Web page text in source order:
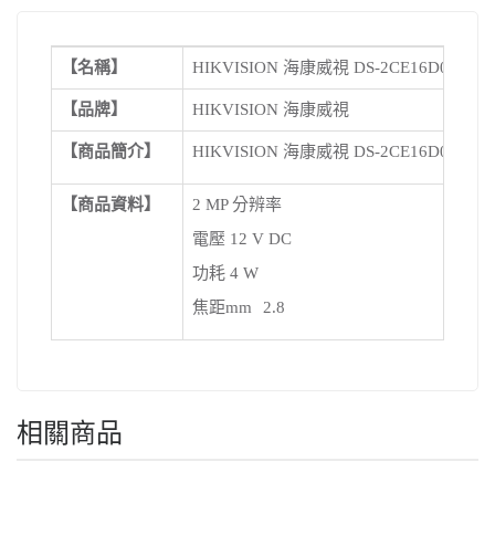
【名稱】 HIKVISION 海康威視 DS-2CE16D0T-IFS
【品牌】 HIKVISION 海康威視
【商品簡介】 HIKVISION 海康威視 DS-2CE16D0T-IFS
【商品資料】
2 MP 分辨率
電壓 12 V DC
功耗 4 W
焦距mm
2.8
相關商品